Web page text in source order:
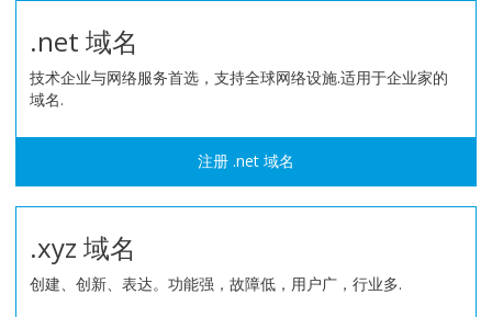
.net 域名
技术企业与网络服务首选，支持全球网络设施.适用于企业家的
域名.
注册 .net 域名
.xyz 域名
创建、创新、表达。功能强，故障低，用户广，行业多.